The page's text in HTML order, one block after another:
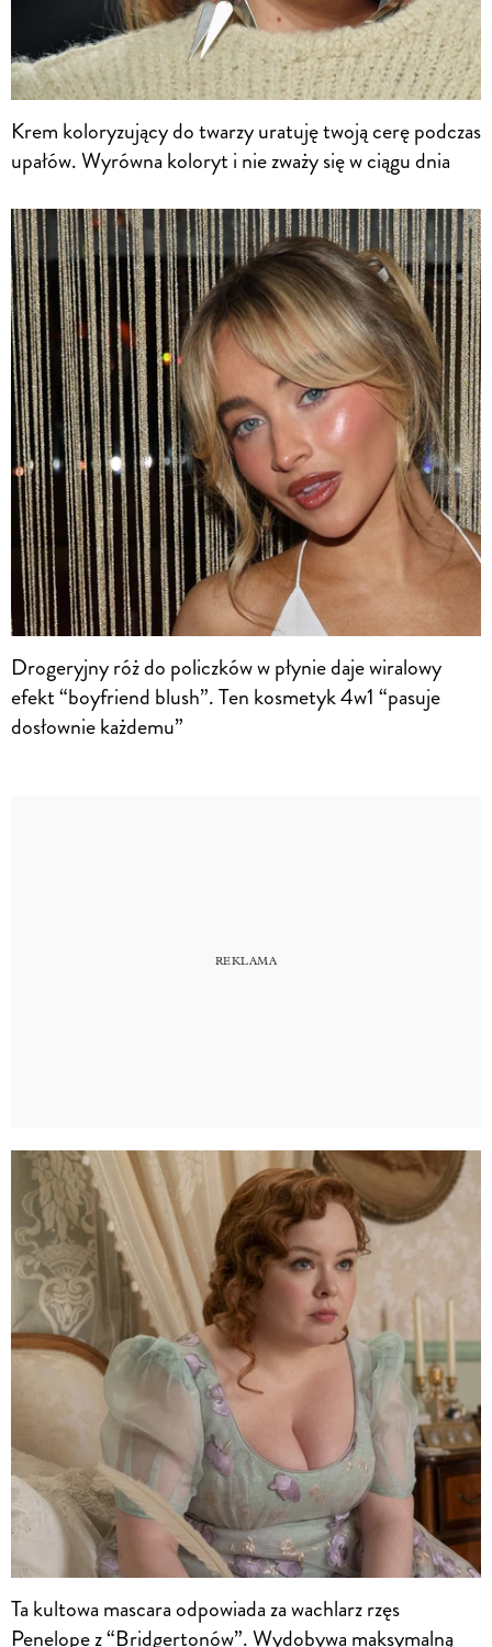
Krem koloryzujący do twarzy uratuję twoją cerę podczas
upałów. Wyrówna koloryt i nie zważy się w ciągu dnia
Drogeryjny róż do policzków w płynie daje wiralowy
efekt “boyfriend blush”. Ten kosmetyk 4w1 “pasuje
dosłownie każdemu”
Ta kultowa mascara odpowiada za wachlarz rzęs
Penelope z “Bridgertonów”. Wydobywa maksymalną